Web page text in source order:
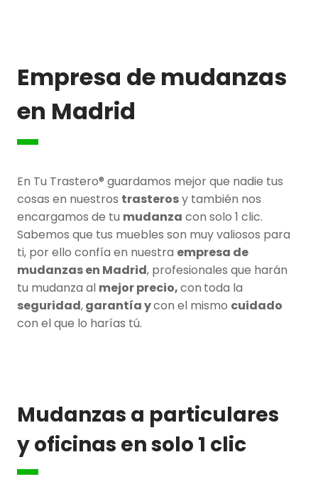
Empresa de mudanzas
en Madrid
En Tu Trastero® guardamos mejor que nadie tus
cosas en nuestros trasterosy también nos
encargamos de tu mudanza con solo 1 clic.
Sabemos que tus muebles son muy valiosos para
ti, por ello confía en nuestra empresa de
mudanzas en Madrid, profesionales que harán
tu mudanza al mejor precio,con toda la
seguridad,garantía ycon el mismo cuidado
con el que lo harías tú.
Mudanzas a particulares
y oficinas en solo 1 clic